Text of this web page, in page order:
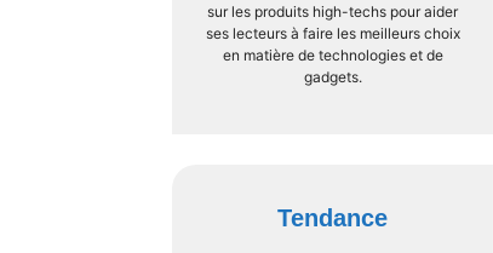
sur les produits high-techs pour aider
ses lecteurs à faire les meilleurs choix
en matière de technologies et de
gadgets.
Tendance